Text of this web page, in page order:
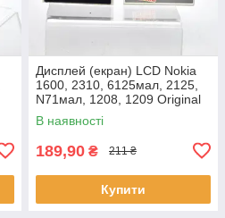
Дисплей (екран) LCD Nokia
1600, 2310, 6125мал, 2125,
N71мал, 1208, 1209 Original
(p.n.4851068)
В наявності
189,90 ₴ 211 ₴
Купити